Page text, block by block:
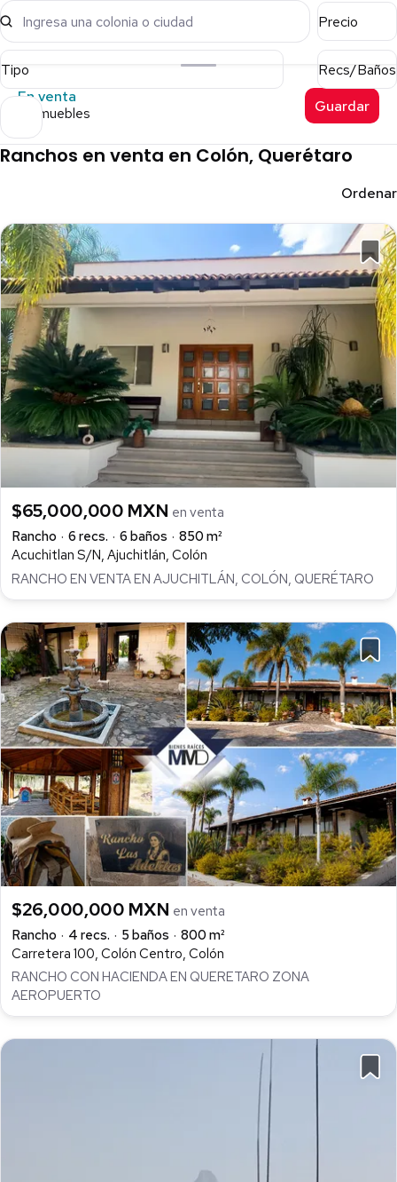
Ingresa una colonia o ciudad Precio
Tipo
Recs/Baños
En venta
8 inmuebles Guardar
Ranchos en venta en Colón, Querétaro
Ordenar
$65,000,000 MXN en venta
Rancho
6 recs. 6 baños
850 m²
Acuchitlan S/N, Ajuchitlán, Colón
RANCHO EN VENTA EN AJUCHITLÁN, COLÓN, QUERÉTARO
$26,000,000 MXN en venta
Rancho
4 recs. 5 baños
800 m²
Carretera 100, Colón Centro, Colón
RANCHO CON HACIENDA EN QUERETARO ZONA
AEROPUERTO